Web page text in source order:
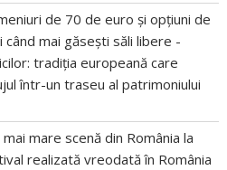
de 70 de euro și opțiuni de
mai găsești săli libere -
tradiția europeană care
într-un traseu al patrimoniului
mare scenă din România la
realizată vreodată în România